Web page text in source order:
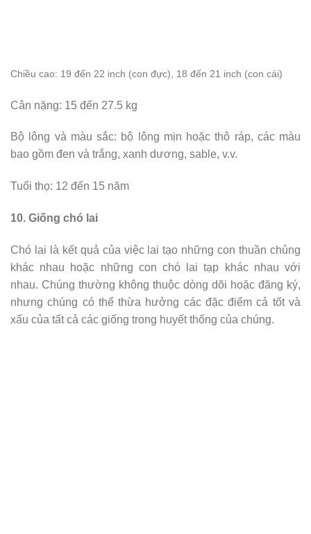
Chiều cao: 19 đến 22 inch (con đực), 18 đến 21 inch (con cái)
Cân nặng: 15 đến 27.5 kg
Bộ lông và màu sắc: bộ lông mịn hoặc thô ráp, các màu
bao gồm đen và trắng, xanh dương, sable, v.v.
Tuổi thọ: 12 đến 15 năm
10. Giống chó lai
Chó lai là kết quả của việc lai tạo những con thuần chủng
khác nhau hoặc những con chó lai tạp khác nhau với
nhau. Chúng thường không thuộc dòng dõi hoặc đăng ký,
nhưng chúng có thể thừa hưởng các đặc điểm cả tốt và
xấu của tất cả các giống trong huyết thống của chúng.